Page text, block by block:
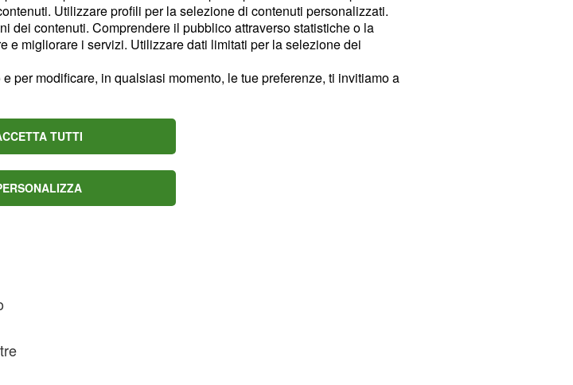
Utilizzare profili per la selezione di contenuti personalizzati.
dei contenuti. Comprendere il pubblico attraverso statistiche o la
migliorare i servizi. Utilizzare dati limitati per la selezione dei
per modificare, in qualsiasi momento, le tue preferenze, ti invitiamo a
TUTTI